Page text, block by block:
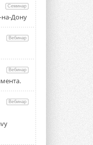
...
...
Семинар
на-Дону
Вебинар
Вебинар
Вебинар